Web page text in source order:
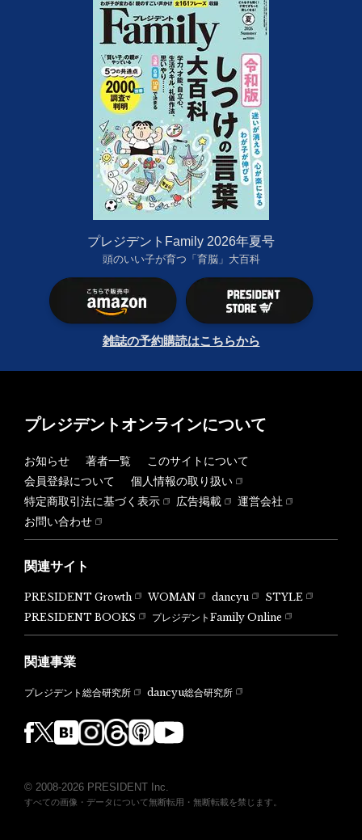
プレジデントFamily 2026年夏号
頭のいい子が育つ「育脳」大百科
雑誌の予約購読はこちらから
プレジデントオンラインについて
お知らせ 著者一覧
このサイトについて
会員登録について
個人情報の取り扱い
特定商取引法に基づく表示
広告掲載
運営会社
お問い合わせ
関連サイト
PRESIDENT Growth WOMAN dancyu
STYLE
PRESIDENT BOOKS
プレジデントFamily Online
関連事業
プレジデント総合研究所 dancyu総合研究所
© 2008-2026 PRESIDENT Inc.
すべての画像・データについて無断転用・無断転載を禁じます。